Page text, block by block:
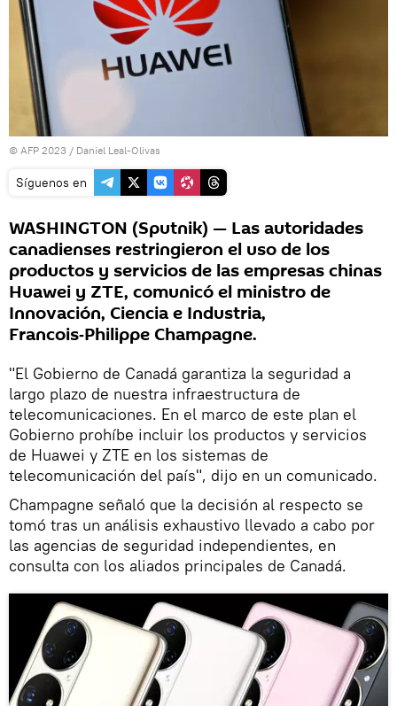
© AFP 2023 / Daniel Leal-Olivas
Síguenos en
WASHINGTON (Sputnik) — Las autoridades
canadienses restringieron el uso de los
productos y servicios de las empresas chinas
Huawei y ZTE, comunicó el ministro de
Innovación, Ciencia e Industria,
Francois‑Philippe Champagne.
"El Gobierno de Canadá garantiza la seguridad a
largo plazo de nuestra infraestructura de
telecomunicaciones. En el marco de este plan el
Gobierno prohíbe incluir los productos y servicios
de Huawei y ZTE en los sistemas de
telecomunicación del país", dijo en un comunicado.
Champagne señaló que la decisión al respecto se
tomó tras un análisis exhaustivo llevado a cabo por
las agencias de seguridad independientes, en
consulta con los aliados principales de Canadá.